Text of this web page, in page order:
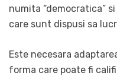
numita “democratica”
care sunt dispusi sa
Este necesara
forma care poate fi